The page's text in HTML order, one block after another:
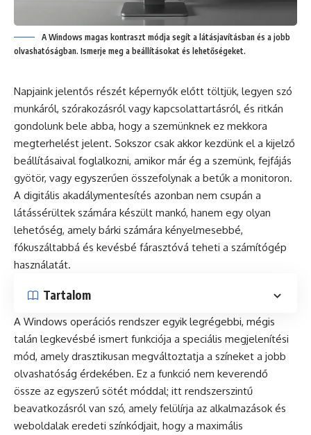
A Windows magas kontraszt módja segít a látásjavításban és a jobb
olvashatóságban. Ismerje meg a beállításokat és lehetőségeket.
Napjaink jelentős részét képernyők előtt töltjük, legyen szó
munkáról, szórakozásról vagy kapcsolattartásról, és ritkán
gondolunk bele abba, hogy a szemünknek ez mekkora
megterhelést jelent. Sokszor csak akkor kezdünk el a kijelző
beállításaival foglalkozni, amikor már ég a szemünk, fejfájás
gyötör, vagy egyszerűen összefolynak a betűk a monitoron.
A digitális akadálymentesítés azonban nem csupán a
látássérültek számára készült mankó, hanem egy olyan
lehetőség, amely bárki számára kényelmesebbé,
fókuszáltabbá és kevésbé fárasztóvá teheti a számítógép
használatát.
Tartalom
A Windows operációs rendszer egyik legrégebbi, mégis
talán legkevésbé ismert funkciója a speciális megjelenítési
mód, amely drasztikusan megváltoztatja a színeket a jobb
olvashatóság érdekében. Ez a funkció nem keverendő
össze az egyszerű sötét móddal; itt rendszerszintű
beavatkozásról van szó, amely felülírja az alkalmazások és
weboldalak eredeti színkódjait, hogy a maximális